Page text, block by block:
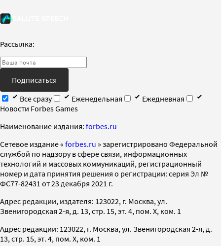
Рассылка:
Подписаться
Все сразу
Еженедельная
Ежедневная
Новости Forbes Games
Наименование издания: forbes.ru
Cетевое издание « forbes.ru » зарегистрировано Федеральной
службой по надзору в сфере связи, информационных
технологий и массовых коммуникаций, регистрационный
номер и дата принятия решения о регистрации: серия Эл №
ФС77-82431 от 23 декабря 2021 г.
Адрес редакции, издателя: 123022, г. Москва, ул.
Звенигородская 2-я, д. 13, стр. 15, эт. 4, пом. X, ком. 1
Адрес редакции: 123022, г. Москва, ул. Звенигородская 2-я, д.
13, стр. 15, эт. 4, пом. X, ком. 1